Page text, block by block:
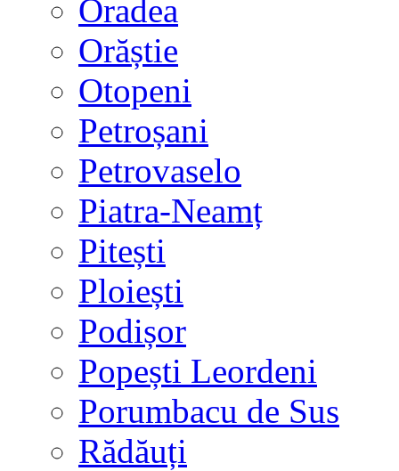
Oradea
Orăștie
Otopeni
Petroșani
Petrovaselo
Piatra-Neamț
Pitești
Ploiești
Podișor
Popești Leordeni
Porumbacu de Sus
Rădăuți